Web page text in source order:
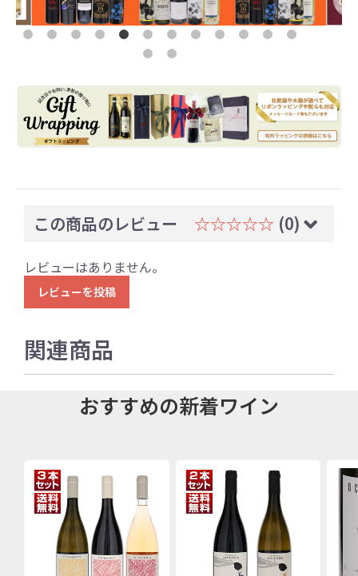
この商品のレビュー ☆☆☆☆☆ (0)
レビューはありません。
レビューを投稿
関連商品
おすすめの新着ワイン